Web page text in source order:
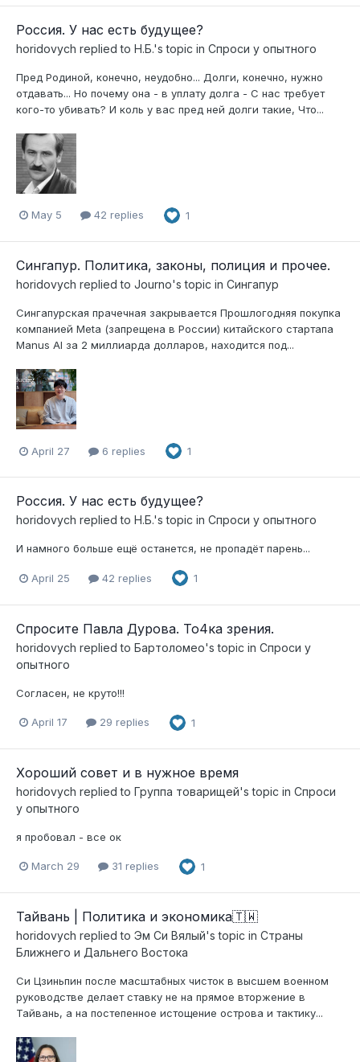
Россия. У нас есть будущее?
horidovych replied to Н.Б.'s topic in Спроси у опытного
Пред Родиной, конечно, неудобно... Долги, конечно, нужно
отдавать... Но почему она - в уплату долга - С нас требует
кого-то убивать? И коль у вас пред ней долги такие, Что...
May 5 42 replies 1
Сингапур. Политика, законы, полиция и прочее.
horidovych replied to Journo's topic in Сингапур
Сингапурская прачечная закрывается Прошлогодняя покупка
компанией Meta (запрещена в России) китайского стартапа
Manus AI за 2 миллиарда долларов, находится под...
April 27 6 replies 1
Россия. У нас есть будущее?
horidovych replied to Н.Б.'s topic in Спроси у опытного
И намного больше ещё останется, не пропадёт парень...
April 25 42 replies 1
Спросите Павла Дурова. То4ка зрения.
horidovych replied to Бартоломео's topic in Спроси у
опытного
Согласен, не круто!!!
April 17 29 replies 1
Хороший совет и в нужное время
horidovych replied to Группа товарищей's topic in Спроси
у опытного
я пробовал - все ок
March 29 31 replies 1
Тайвань | Политика и экономика🇹🇼
horidovych replied to Эм Си Вялый's topic in Страны
Ближнего и Дальнего Востока
Си Цзиньпин после масштабных чисток в высшем военном
руководстве делает ставку не на прямое вторжение в
Тайвань, а на постепенное истощение острова и тактику...